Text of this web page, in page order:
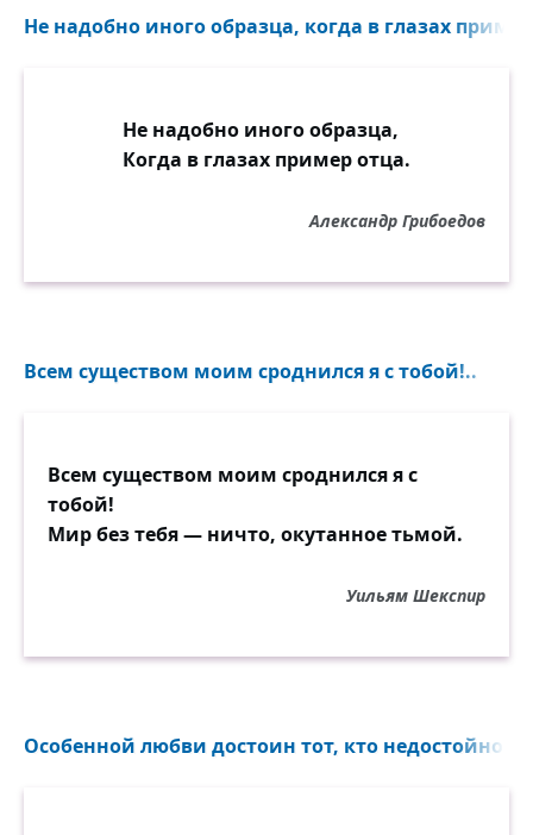
Не надобно иного образца, когда в глазах
Не надобно иного образца,
Когда в глазах пример отца.
Александр Грибоедов
Всем существом моим сроднился я с тобой!..
Всем существом моим сроднился я с
тобой!
Мир без тебя — ничто, окутанное тьмой.
Уильям Шекспир
Особенной любви достоин тот, кто недостойной